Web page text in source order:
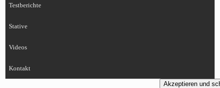
Testberichte
Stative
Videos
Kontakt